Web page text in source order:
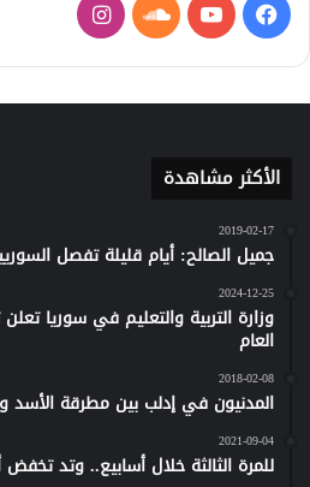
فيسبوكيوتيوبساوند
كلاود
انستقرام
الأكثر مشاهدة
2019-02-17
جميل الصالح: أيام قليلة تفصل
2024-12-25
وزارة التربية والتعليم في سوريا
العام
2018-02-08
المدنيون في إدلب بين مطرقة الأسد
2021-09-04
للمرة الثالثة خلال أسابيع.. وتد